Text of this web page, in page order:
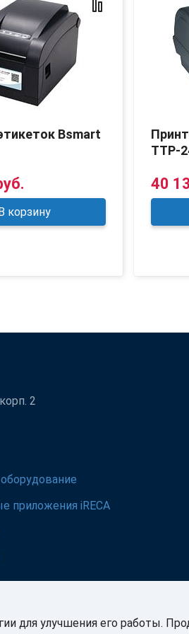
Bsmart
корзину
TTP-
40
2
приложения iRECA
для улучшения его работы.